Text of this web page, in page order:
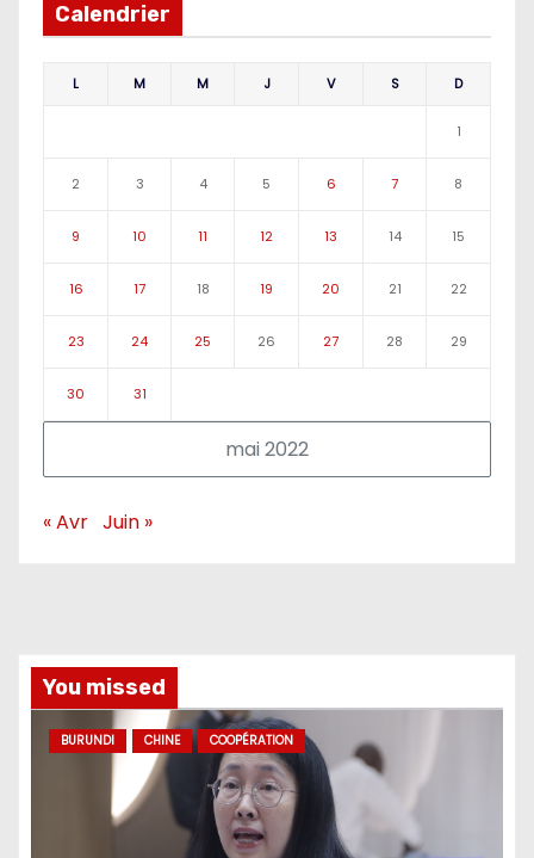
Calendrier
mai 2022
L M M J V S D
1
2 3 4 5 6 7 8
9 10 11 12 13 14 15
16 17 18 19 20 21 22
23 24 25 26 27 28 29
30 31
« Avr Juin »
You missed
BURUNDI CHINE COOPÉRATION